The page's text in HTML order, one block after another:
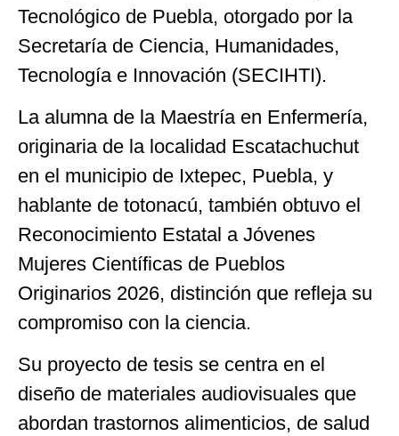
Tecnológico de Puebla, otorgado por la
Secretaría de Ciencia, Humanidades,
Tecnología e Innovación (SECIHTI).
La alumna de la Maestría en Enfermería,
originaria de la localidad Escatachuchut
en el municipio de Ixtepec, Puebla, y
hablante de totonacú, también obtuvo el
Reconocimiento Estatal a Jóvenes
Mujeres Científicas de Pueblos
Originarios 2026, distinción que refleja su
compromiso con la ciencia.
Su proyecto de tesis se centra en el
diseño de materiales audiovisuales que
abordan trastornos alimenticios, de salud